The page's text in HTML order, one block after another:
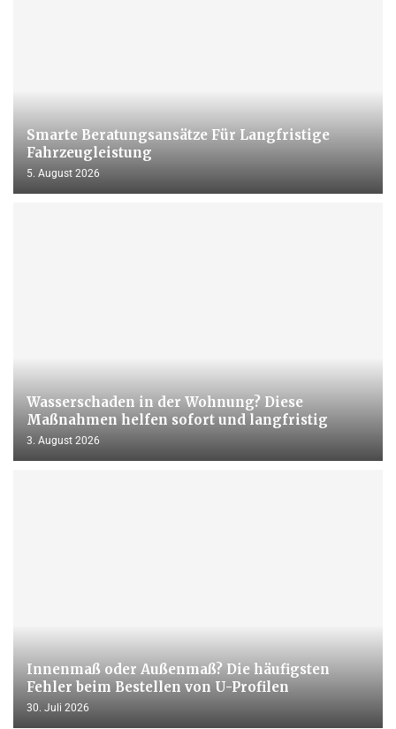
Smarte Beratungsansätze Für Langfristige
Fahrzeugleistung
5. August 2026
Wasserschaden in der Wohnung? Diese
Maßnahmen helfen sofort und langfristig
3. August 2026
Innenmaß oder Außenmaß? Die häufigsten
Fehler beim Bestellen von U-Profilen
30. Juli 2026